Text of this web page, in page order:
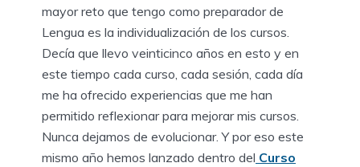
mayor reto que tengo como preparador de
Lengua es la individualización de los cursos.
Decía que llevo veinticinco años en esto y en
este tiempo cada curso, cada sesión, cada día
me ha ofrecido experiencias que me han
permitido reflexionar para mejorar mis cursos.
Nunca dejamos de evolucionar. Y por eso este
mismo año hemos lanzado dentro del Curso